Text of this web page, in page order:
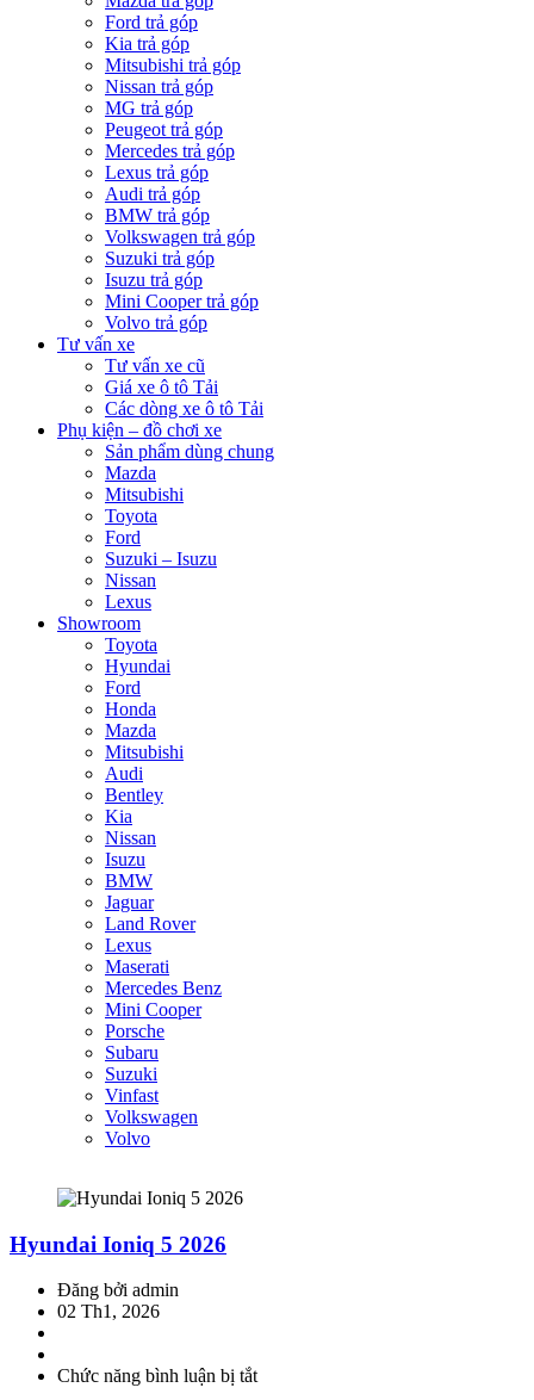
Ford trả góp
Kia trả góp
Mitsubishi trả góp
Nissan trả góp
MG trả góp
Peugeot trả góp
Mercedes trả góp
Lexus trả góp
Audi trả góp
BMW trả góp
Volkswagen trả góp
Suzuki trả góp
Isuzu trả góp
Mini Cooper trả góp
Volvo trả góp
Tư vấn xe
Tư vấn xe cũ
Giá xe ô tô Tải
Các dòng xe ô tô Tải
Phụ kiện – đồ chơi xe
Sản phẩm dùng chung
Mazda
Mitsubishi
Toyota
Ford
Suzuki – Isuzu
Nissan
Lexus
Showroom
Toyota
Hyundai
Ford
Honda
Mazda
Mitsubishi
Audi
Bentley
Kia
Nissan
Isuzu
BMW
Jaguar
Land Rover
Lexus
Maserati
Mercedes Benz
Mini Cooper
Porsche
Subaru
Suzuki
Vinfast
Volkswagen
Volvo
Hyundai Ioniq 5 2026
Đăng bởi admin
02 Th1, 2026
Chức năng bình luận bị tắtở